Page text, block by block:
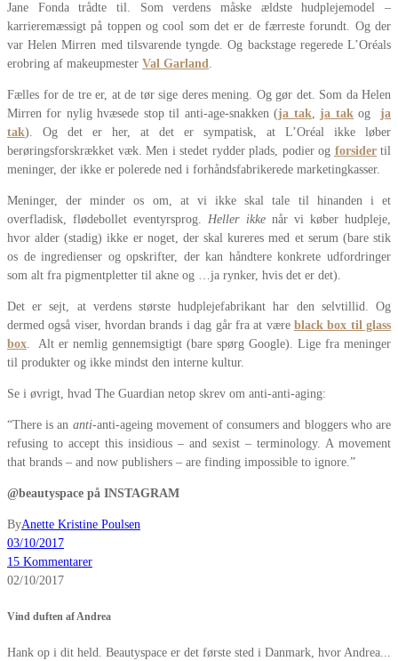
Jane Fonda trådte til. Som verdens måske ældste hudplejemodel –
karrieremæssigt på toppen og cool som det er de færreste forundt. Og der
var Helen Mirren med tilsvarende tyngde. Og backstage regerede L’Oréals
erobring af makeupmester Val Garland.
Fælles for de tre er, at de tør sige deres mening. Og gør det. Som da Helen
Mirren for nylig hvæsede stop til anti-age-snakken (ja tak,ja takogja
tak). Og det er her, at det er sympatisk, at L’Oréal ikke løber
berøringsforskrækket væk. Men i stedet rydder plads, podier og forsidertil
meninger, der ikke er polerede ned i forhåndsfabrikerede marketingkasser.
Meninger, der minder os om, at vi ikke skal tale til hinanden i et
overfladisk, flødebollet eventyrsprog.Heller ikkenår vi køber hudpleje,
hvor alder (stadig) ikke er noget, der skal kureres med et serum (bare stik
os de ingredienser og opskrifter, der kan håndtere konkrete udfordringer
som alt fra pigmentpletter til akne og …ja rynker, hvis det er det).
Det er sejt, at verdens største hudplejefabrikant har den selvtillid. Og
dermed også viser, hvordan brands i dag går fra at være black box til glass
box. Alt er nemlig gennemsigtigt (bare spørg Google). Lige fra meninger
til produkter og ikke mindst den interne kultur.
Se i øvrigt, hvad The Guardian netop skrev om anti-anti-aging:
“There is an anti-anti-ageing movement of consumers and bloggers who are
refusing to accept this insidious – and sexist – terminology. A movement
that brands – and now publishers – are finding impossible to ignore.”
@beautyspace på INSTAGRAM
ByAnette Kristine Poulsen
03/10/2017
15 Kommentarer
02/10/2017
Vind duften af Andrea
Hank op i dit held. Beautyspace er det første sted i Danmark, hvor Andrea...